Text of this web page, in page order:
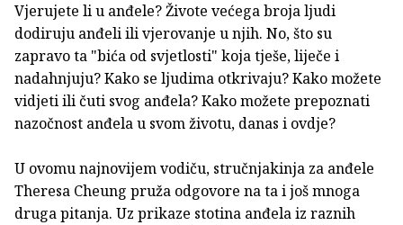
Vjerujete li u anđele? Živote većega broja ljudi
dodiruju anđeli ili vjerovanje u njih. No, što su
zapravo ta "bića od svjetlosti" koja tješe, liječe i
nadahnjuju? Kako se ljudima otkrivaju? Kako možete
vidjeti ili čuti svog anđela? Kako možete prepoznati
nazočnost anđela u svom životu, danas i ovdje?
U ovomu najnovijem vodiču, stručnjakinja za anđele
Theresa Cheung pruža odgovore na ta i još mnoga
druga pitanja. Uz prikaze stotina anđela iz raznih